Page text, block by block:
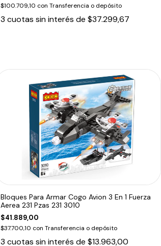
$100.709,10 con Transferencia o depósito
3 cuotas sin interés de$37.299,67
Bloques Para Armar Cogo Avion 3 En 1 Fuerza
Aerea 231 Pzas 231 3010
$41.889,00
$37.700,10 con Transferencia o depósito
3 cuotas sin interés de$13.963,00